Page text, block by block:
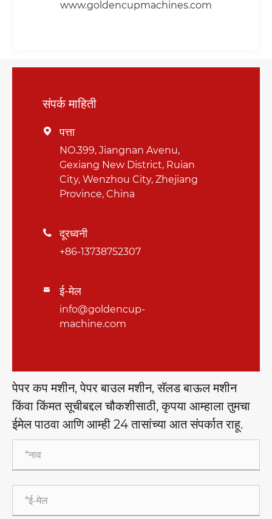
www.goldencupmachines.com
संपर्क माहिती
 पत्ता
NO.399, Jiangnan Avenu,
Gexiang New District, Ruian
City, Wenzhou City, Zhejiang
Province, China
 दूरध्वनी
+86-13738752307
 ई-मेल
info@goldencup-
machine.com
पेपर कप मशीन, पेपर बाउल मशीन, सॅलड बाऊल मशीन
किंवा किंमत सूचीबद्दल चौकशीसाठी, कृपया आम्हाला तुमचा
ईमेल पाठवा आणि आम्ही 24 तासांच्या आत संपर्कात राहू.